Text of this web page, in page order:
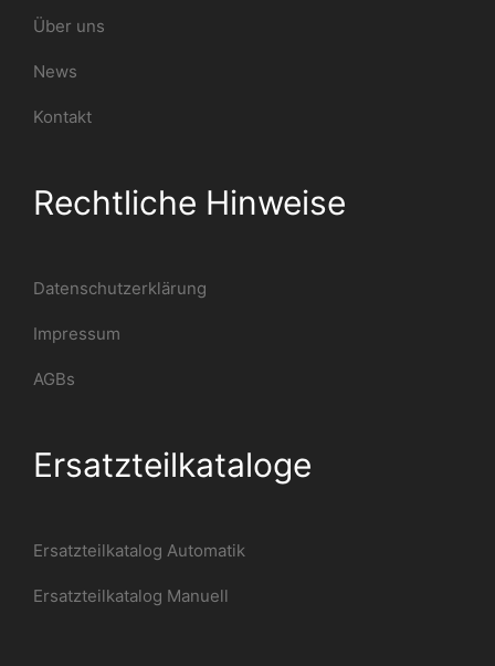
Über uns
News
Kontakt
Rechtliche Hinweise
Datenschutzerklärung
Impressum
AGBs
Ersatzteilkataloge
Ersatzteilkatalog Automatik
Ersatzteilkatalog Manuell